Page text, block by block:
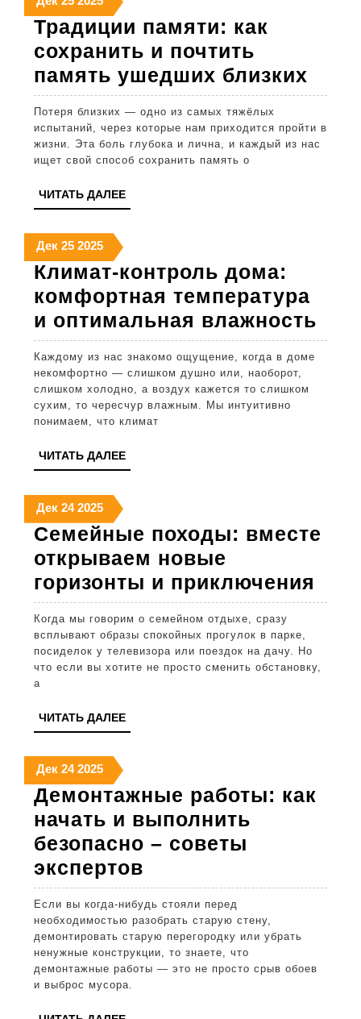
декабря
2025
декабря
2025
декабря
2025
Традиции памяти: как
сохранить и почтить
память ушедших близких
как
Потеря близких — одно из самых тяжёлых
испытаний, через которые нам приходится пройти в
жизни. Эта боль глубока и лична, и каждый из нас
ищет свой способ сохранить память о
ЧИТАТЬ ДАЛЕЕЧИТАТЬ
ДАЛЕЕ
Дек25
декабря
2025
2525
декабря
2025
202525
декабря
2025
Климат-контроль дома:
комфортная температура
и оптимальная влажность
Каждому из нас знакомо ощущение, когда в доме
некомфортно — слишком душно или, наоборот,
слишком холодно, а воздух кажется то слишком
сухим, то чересчур влажным. Мы интуитивно
понимаем, что климат
ЧИТАТЬ ДАЛЕЕЧИТАТЬ
ДАЛЕЕ
Дек24
декабря
2025
2424
декабря
2025
202524
декабря
2025
Семейные походы: вместе
открываем новые
горизонты и приключения
Когда мы говорим о семейном отдыхе, сразу
всплывают образы спокойных прогулок в парке,
посиделок у телевизора или поездок на дачу. Но
что если вы хотите не просто сменить обстановку,
а
ЧИТАТЬ ДАЛЕЕЧИТАТЬ
ДАЛЕЕ
Дек24
декабря
2025
2424
декабря
2025
202524
декабря
2025
Демонтажные работы: как
начать и выполнить
безопасно – советы
экспертов
работы:
как
начать
и
Если вы когда-нибудь стояли перед
необходимостью разобрать старую стену,
демонтировать старую перегородку или убрать
ненужные конструкции, то знаете, что
демонтажные работы — это не просто срыв обоев
и выброс мусора.